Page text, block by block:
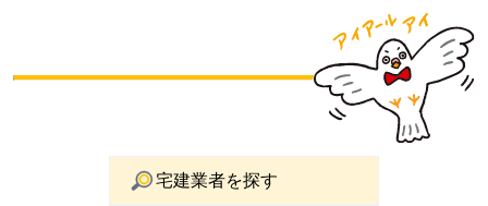
宅建業者を探す